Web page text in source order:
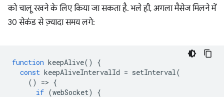
को चालू रखने के लिए किया जा सकता है. भले ही, अगला मैसेज मिलने में
30 सेकंड से ज़्यादा समय लगे:
function keepAlive()
{
const keepAliveIntervalId = setInterval(
()
=> {
if (webSocket)
{